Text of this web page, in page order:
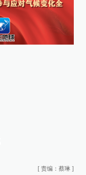
[ 责编：蔡琳 ]